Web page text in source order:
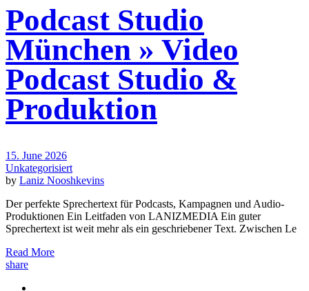
Podcast Studio
München » Video
Podcast Studio &
Produktion
15. June 2026
Unkategorisiert
by Laniz Nooshkevins
Der perfekte Sprechertext für Podcasts, Kampagnen und Audio-
Produktionen Ein Leitfaden von LANIZMEDIA Ein guter
Sprechertext ist weit mehr als ein geschriebener Text. Zwischen Le
Read More
share